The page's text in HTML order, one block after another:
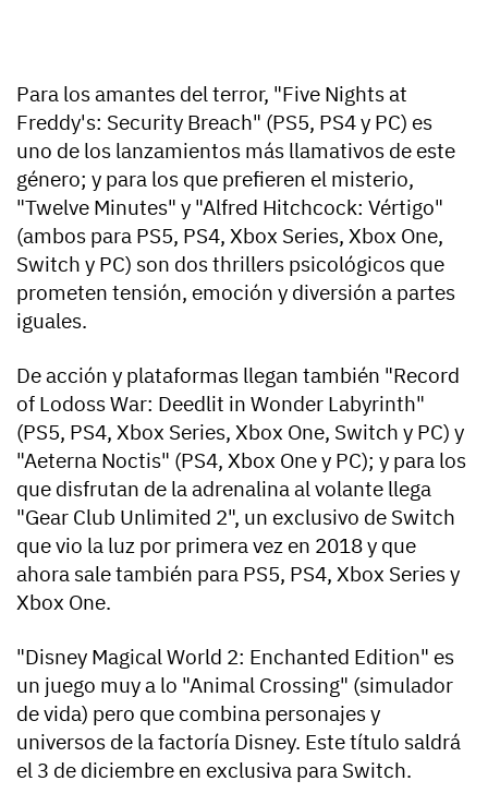
Para los amantes del terror, "Five Nights at
Freddy's: Security Breach" (PS5, PS4 y PC) es
uno de los lanzamientos más llamativos de este
género; y para los que prefieren el misterio,
"Twelve Minutes" y "Alfred Hitchcock: Vértigo"
(ambos para PS5, PS4, Xbox Series, Xbox One,
Switch y PC) son dos thrillers psicológicos que
prometen tensión, emoción y diversión a partes
iguales.
De acción y plataformas llegan también "Record
of Lodoss War: Deedlit in Wonder Labyrinth"
(PS5, PS4, Xbox Series, Xbox One, Switch y PC) y
"Aeterna Noctis" (PS4, Xbox One y PC); y para los
que disfrutan de la adrenalina al volante llega
"Gear Club Unlimited 2", un exclusivo de Switch
que vio la luz por primera vez en 2018 y que
ahora sale también para PS5, PS4, Xbox Series y
Xbox One.
"Disney Magical World 2: Enchanted Edition" es
un juego muy a lo "Animal Crossing" (simulador
de vida) pero que combina personajes y
universos de la factoría Disney. Este título saldrá
el 3 de diciembre en exclusiva para Switch.